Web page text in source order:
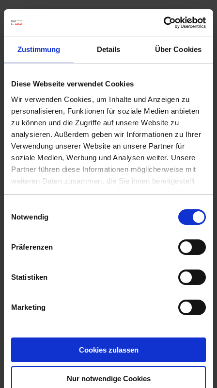
Zustimmung Details Über Cookies
Diese Webseite verwendet Cookies
Wir verwenden Cookies, um Inhalte und Anzeigen zu
personalisieren, Funktionen für soziale Medien anbieten
zu können und die Zugriffe auf unsere Website zu
analysieren. Außerdem geben wir Informationen zu Ihrer
Verwendung unserer Website an unsere Partner für
soziale Medien, Werbung und Analysen weiter. Unsere
Partner führen diese Informationen möglicherweise mit
weiteren Daten zusammen, die Sie ihnen bereitgestellt
haben oder die sie im Rahmen Ihrer Nutzung der Dienste
Notwendig
Präferenzen
Statistiken
Marketing
Cookies zulassen
Nur notwendige Cookies
BAT Pro Min.R 6080